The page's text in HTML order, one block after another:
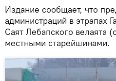
Издание сообщает, что
администраций в этрапах
Саят Лебапского велаята
местными старейшинами.